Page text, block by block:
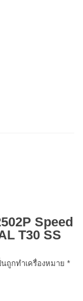
Speed
T30 SS
ถูกทำเครื่องหมาย *